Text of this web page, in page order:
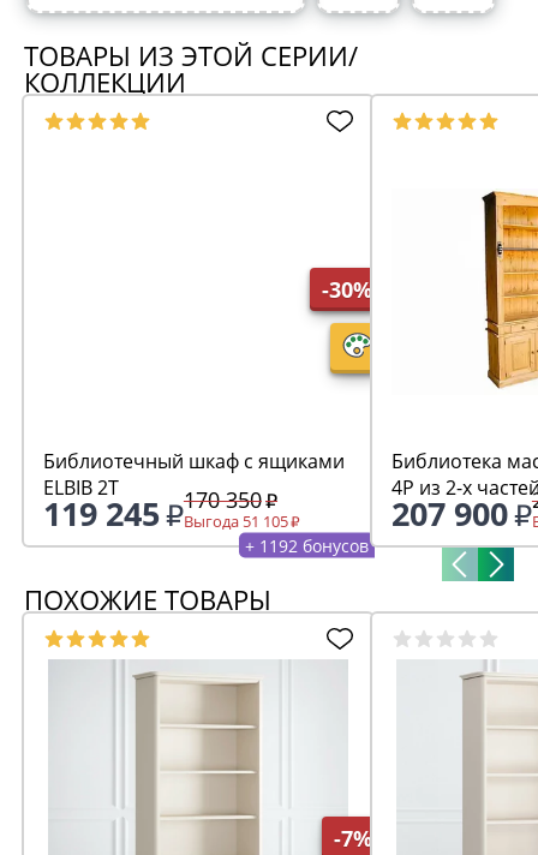
ТОВАРЫ ИЗ ЭТОЙ СЕРИИ/
КОЛЛЕКЦИИ
-30%
Библиотечный шкаф с ящиками
ELBIB 2T
119 245 170 350
Выгода 51 105
+ 1192 бонусов
Библиотека
4P из 2-х
207 900
ПОХОЖИЕ ТОВАРЫ
-7%